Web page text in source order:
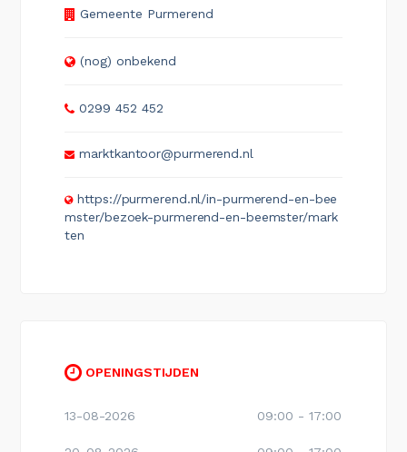
Gemeente Purmerend
(nog) onbekend
0299 452 452
marktkantoor@purmerend.nl
https://purmerend.nl/in-purmerend-en-bee
mster/bezoek-purmerend-en-beemster/mark
ten
OPENINGSTIJDEN
13-08-2026 09:00 - 17:00